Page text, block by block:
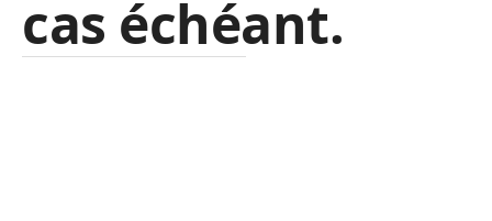
cas échéant.